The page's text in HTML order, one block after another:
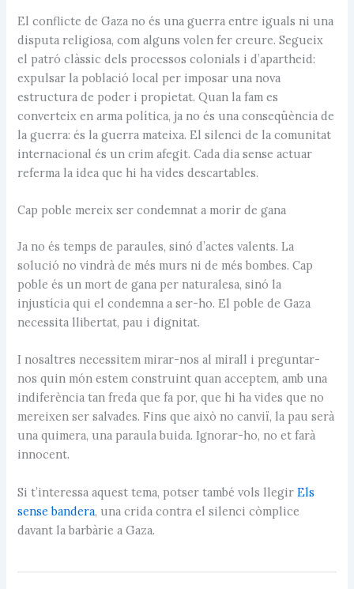
El conflicte de Gaza no és una guerra entre iguals ni una
disputa religiosa, com alguns volen fer creure. Segueix
el patró clàssic dels processos colonials i d’apartheid:
expulsar la població local per imposar una nova
estructura de poder i propietat. Quan la fam es
converteix en arma política, ja no és una conseqüència de
la guerra: és la guerra mateixa. El silenci de la comunitat
internacional és un crim afegit. Cada dia sense actuar
referma la idea que hi ha vides descartables.
Cap poble mereix ser condemnat a morir de gana
Ja no és temps de paraules, sinó d’actes valents. La
solució no vindrà de més murs ni de més bombes. Cap
poble és un mort de gana per naturalesa, sinó la
injustícia qui el condemna a ser-ho. El poble de Gaza
necessita llibertat, pau i dignitat.
I nosaltres necessitem mirar-nos al mirall i preguntar-
nos quin món estem construint quan acceptem, amb una
indiferència tan freda que fa por, que hi ha vides que no
mereixen ser salvades. Fins que això no canviï, la pau serà
una quimera, una paraula buida. Ignorar-ho, no et farà
innocent.
Si t’interessa aquest tema, potser també vols llegirEls
sense bandera, una crida contra el silenci còmplice
davant la barbàrie a Gaza.